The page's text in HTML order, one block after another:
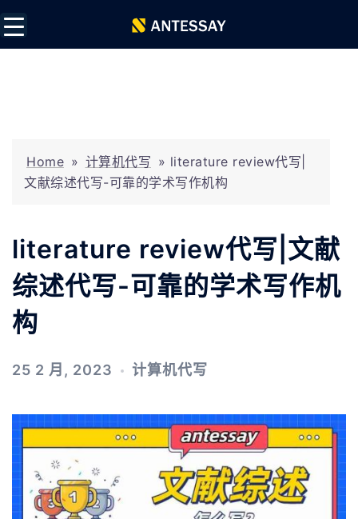
Home » 计算机代写 » literature review代写|
文献综述代写-可靠的学术写作机构
literature review代写|文献
综述代写-可靠的学术写作机
构
25 2 月, 2023 计算机代写